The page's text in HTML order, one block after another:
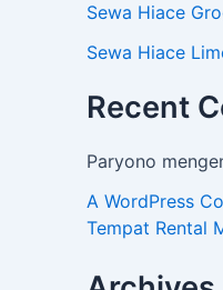
Sewa Hiace
Sewa Hiace
Recent
Paryono
A WordPress
Tempat Rental